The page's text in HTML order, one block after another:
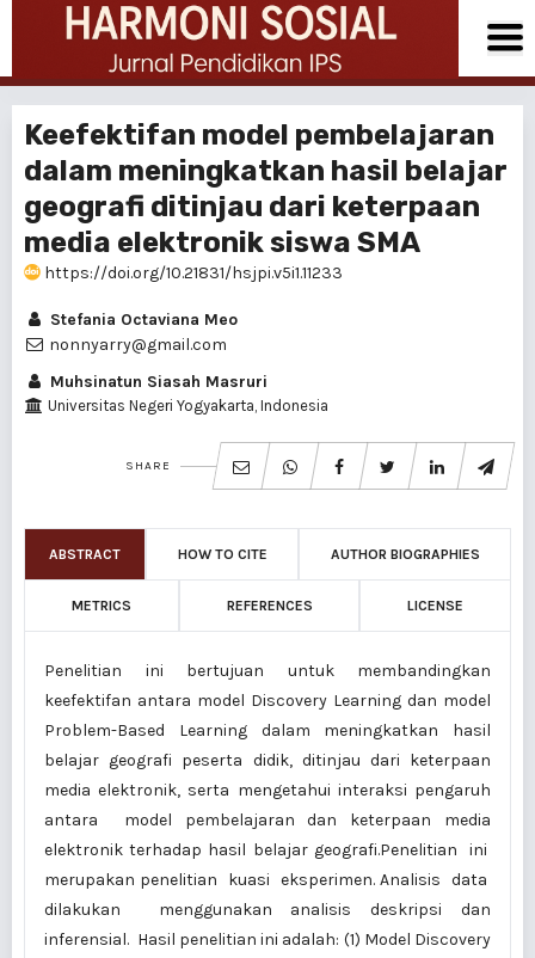
Keefektifan model pembelajaran
dalam meningkatkan hasil belajar
geografi ditinjau dari keterpaan
media elektronik siswa SMA
https://doi.org/10.21831/hsjpi.v5i1.11233
Stefania Octaviana Meo
nonnyarry@gmail.com
Muhsinatun Siasah Masruri
Universitas Negeri Yogyakarta, Indonesia
SHARE
ABSTRACT HOW TO CITE AUTHOR BIOGRAPHIES
METRICS REFERENCES LICENSE
Penelitian ini bertujuan untuk membandingkan
keefektifan antara model Discovery Learning dan model
Problem-Based Learning dalam meningkatkan hasil
belajar geografi peserta didik, ditinjau dari keterpaan
media elektronik, serta mengetahui interaksi pengaruh
antara model pembelajaran dan keterpaan media
elektronik terhadap hasil belajar geografi.Penelitian ini
merupakan penelitian kuasi eksperimen. Analisis data
dilakukan menggunakan analisis deskripsi dan
inferensial. Hasil penelitian ini adalah: (1) Model Discovery